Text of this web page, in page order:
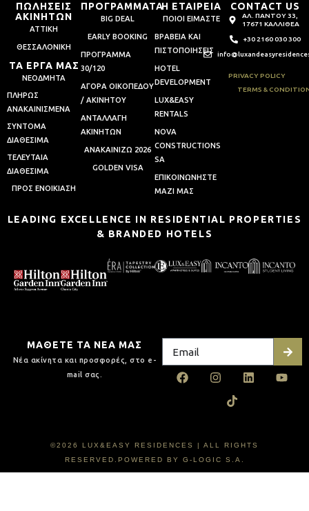
ΠΩΛΗΣΕΙΣ
ΑΚΙΝΗΤΩΝ
ΑΤΤΙΚΗ
ΘΕΣΣΑΛΟΝΙΚΗ
ΤΑ ΕΡΓΑ ΜΑΣ
ΝΕΟΔΜΗΤΑ
ΠΛΗΡΩΣ
ΑΝΑΚΑΙΝΙΣΜΕΝΑ
ΣΥΝΤΟΜΑ
ΔΙΑΘΕΣΙΜΑ
ΤΕΛΕΥΤΑΙΑ
ΔΙΑΘΕΣΙΜΑ
ΠΡΟΣ ΕΝΟΙΚΙΑΣΗ
ΠΡΟΓΡΑΜΜΑΤΑ
BIG DEAL
EARLY BOOKING
ΠΡΟΓΡΑΜΜΑ
30/120
ΑΓΟΡΑ ΟΙΚΟΠΕΔΟΥ
/ ΑΚΙΝΗΤΟΥ
AΝΤΑΛΛΑΓΗ
AΚΙΝΗΤΩΝ
ΑΝΑΚΑΙΝΙΖΩ 2026
GOLDEN VISA
Η ΕΤΑΙΡΕΙΑ
ΠΟΙΟΙ ΕΙΜΑΣΤΕ
ΒΡΑΒΕΙΑ ΚΑΙ
ΠΙΣΤΟΠΟΙΗΣΕΙΣ
HOTEL
DEVELOPMENT
LUX&EASY
RENTALS
NOVA
CONSTRUCTIONS
SA
ΕΠΙΚΟΙΝΩΝΗΣΤΕ
ΜΑΖΙ ΜΑΣ
CONTACT US
ΑΛ. ΠΑΝΤΟΥ 33,
17671 ΚΑΛΛΙΘΕΑ
+30 2160 030 300
PRIVACY POLICY
TERMS &
LEADING EXCELLENCE IN RESIDENTIAL PROPERTIES
& BRANDED HOTELS
ΜΑΘΕΤΕ ΤΑ ΝΕΑ ΜΑΣ
Νέα ακίνητα και προσφορές, στο e-
mail σας.
©2026 LUX&EASY RESIDENCES | ALL RIGHTS
RESERVED.POWERED BY G-LOGIC S.A.